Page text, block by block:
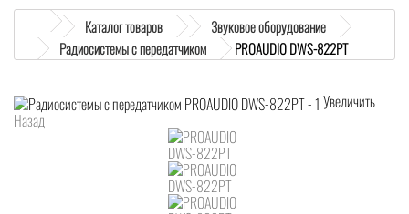
Каталог товаров
Звуковое оборудование
Радиосистемы с передатчиком
PROAUDIO DWS-822PT
Увеличить
Назад